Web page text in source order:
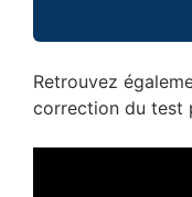
Retrouvez
correction du test